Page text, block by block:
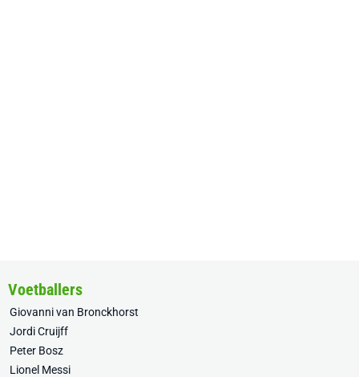
Voetballers
Giovanni van Bronckhorst
Jordi Cruijff
Peter Bosz
Lionel Messi